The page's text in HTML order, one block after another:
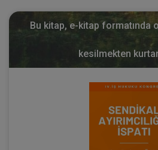
Bu kitap, e-kitap formatında
kesilmekten